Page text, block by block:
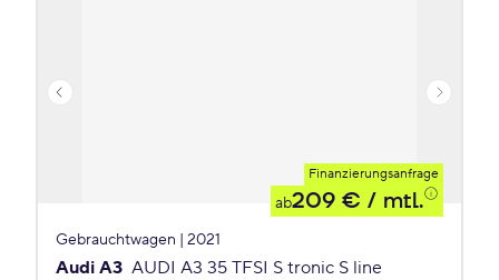
Finanzierungsanfrage
ab209 € / mtl.
Gebrauchtwagen | 2021
Audi A3 AUDI A3 35 TFSI S tronic S line